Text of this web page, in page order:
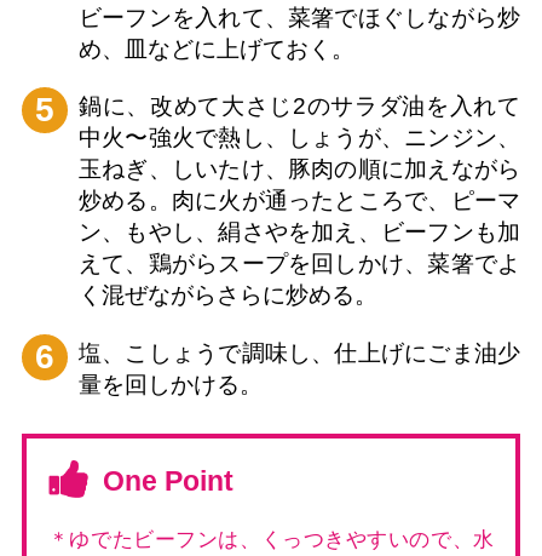
ビーフンを入れて、菜箸でほぐしながら炒
め、皿などに上げておく。
5
鍋に、改めて大さじ2のサラダ油を入れて
中火〜強火で熱し、しょうが、ニンジン、
玉ねぎ、しいたけ、豚肉の順に加えながら
炒める。肉に火が通ったところで、ピーマ
ン、もやし、絹さやを加え、ビーフンも加
えて、鶏がらスープを回しかけ、菜箸でよ
く混ぜながらさらに炒める。
6
塩、こしょうで調味し、仕上げにごま油少
量を回しかける。
One Point
＊ゆでたビーフンは、くっつきやすいので、水